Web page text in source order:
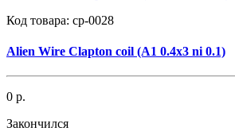
Код товара: cp-0028
Alien Wire Clapton coil (A1 0.4x3 ni 0.1)
0 р.
Закончился